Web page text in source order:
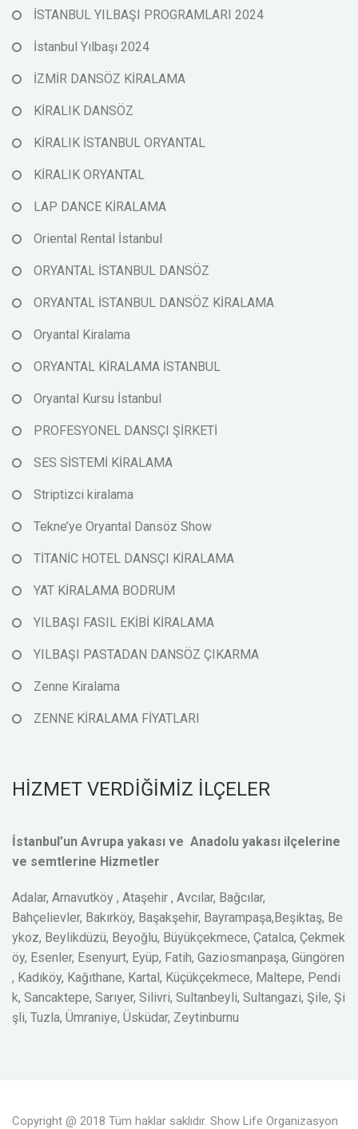
İSTANBUL YILBAŞI PROGRAMLARI 2024
İstanbul Yılbaşı 2024
İZMİR DANSÖZ KİRALAMA
KİRALIK DANSÖZ
KİRALIK İSTANBUL ORYANTAL
KİRALIK ORYANTAL
LAP DANCE KİRALAMA
Oriental Rental İstanbul
ORYANTAL İSTANBUL DANSÖZ
ORYANTAL İSTANBUL DANSÖZ KİRALAMA
Oryantal Kiralama
ORYANTAL KİRALAMA İSTANBUL
Oryantal Kursu İstanbul
PROFESYONEL DANSÇI ŞİRKETİ
SES SİSTEMİ KİRALAMA
Striptizci kiralama
Tekne’ye Oryantal Dansöz Show
TİTANİC HOTEL DANSÇI KİRALAMA
YAT KİRALAMA BODRUM
YILBAŞI FASIL EKİBİ KİRALAMA
YILBAŞI PASTADAN DANSÖZ ÇIKARMA
Zenne Kiralama
ZENNE KİRALAMA FİYATLARI
HİZMET VERDİĞİMİZ İLÇELER
İstanbul’un Avrupa yakası ve Anadolu yakası ilçelerine
ve semtlerine Hizmetler
Adalar, Arnavutköy , Ataşehir , Avcılar, Bağcılar,
Bahçelievler, Bakırköy, Başakşehir, Bayrampaşa,Beşiktaş, Be
ykoz, Beylikdüzü, Beyoğlu, Büyükçekmece, Çatalca, Çekmek
öy, Esenler, Esenyurt, Eyüp, Fatih, Gaziosmanpaşa, Güngören
, Kadıköy, Kağıthane, Kartal, Küçükçekmece, Maltepe, Pendi
k, Sancaktepe, Sarıyer, Silivri, Sultanbeyli, Sultangazi, Şile, Şi
şli, Tuzla, Ümraniye, Üsküdar, Zeytinburnu
Copyright @ 2018 Tüm haklar saklıdır. Show Life Organizasyon